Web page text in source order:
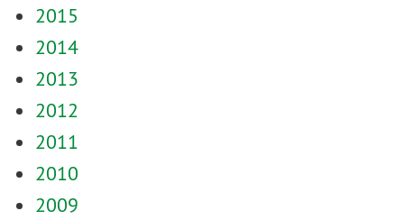
2015
2014
2013
2012
2011
2010
2009